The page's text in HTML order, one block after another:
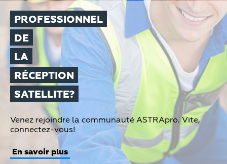
PROFESSIONNEL
DE
LA
RÉCEPTION
SATELLITE?
Teaser
Text
Venez rejoindre la communauté ASTRApro. Vite,
connectez-vous!
En savoir plus